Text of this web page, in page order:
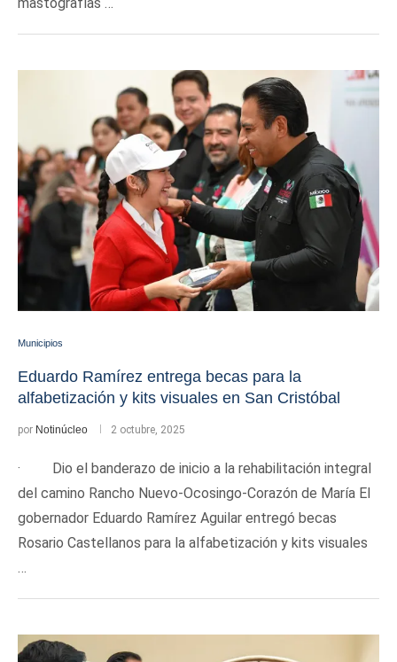
Municipios
Eduardo Ramírez entrega becas para la
alfabetización y kits visuales en San Cristóbal
por Notinúcleo 2 octubre, 2025
· Dio el banderazo de inicio a la rehabilitación integral
del camino Rancho Nuevo-Ocosingo-Corazón de María El
gobernador Eduardo Ramírez Aguilar entregó becas
Rosario Castellanos para la alfabetización y kits visuales
…